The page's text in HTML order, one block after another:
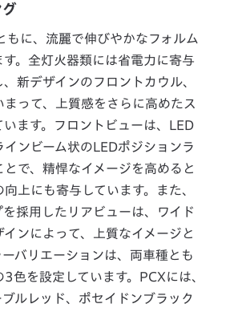
グ
に、流麗で伸びやかなフォルム
す。全灯火器類には省電力に寄与
新デザインのフロントカウル、
まって、上質感をさらに高めたス
います。フロントビューは、LED
ンビーム状のLEDポジションラ
とで、精悍なイメージを高めると
上にも寄与しています。また、
採用したリアビューは、ワイド
ンによって、上質なイメージと
ーバリエーションは、両車種とも
色を設定しています。PCXには、
ルレッド、ポセイドンブラック